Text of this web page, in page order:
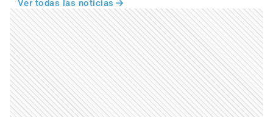
Ver todas las noticias